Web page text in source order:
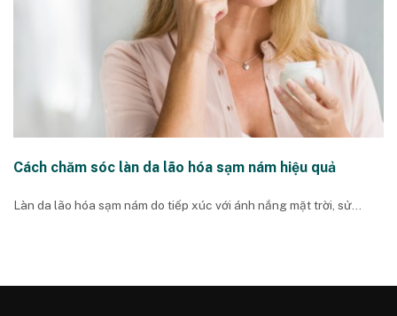
Cách chăm sóc làn da lão hóa sạm nám hiệu quả
Làn da lão hóa sạm nám do tiếp xúc với ánh nắng mặt trời, sử...